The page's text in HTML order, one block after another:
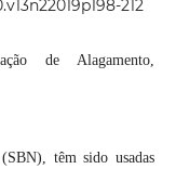
212
de Alagamento,
(SBN), têm sido usadas